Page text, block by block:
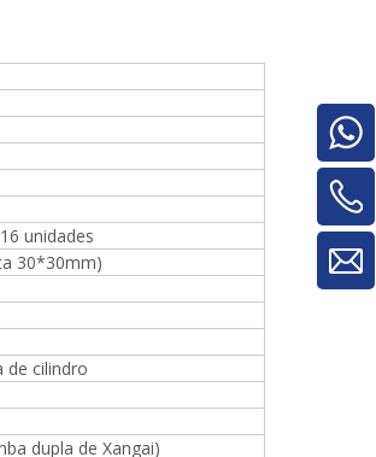
compensada para
trabalhar madeira para
rotatividade de
de rotatividade de
painel
unidades
30*30mm)
de cilindro
dupla de Xangai)